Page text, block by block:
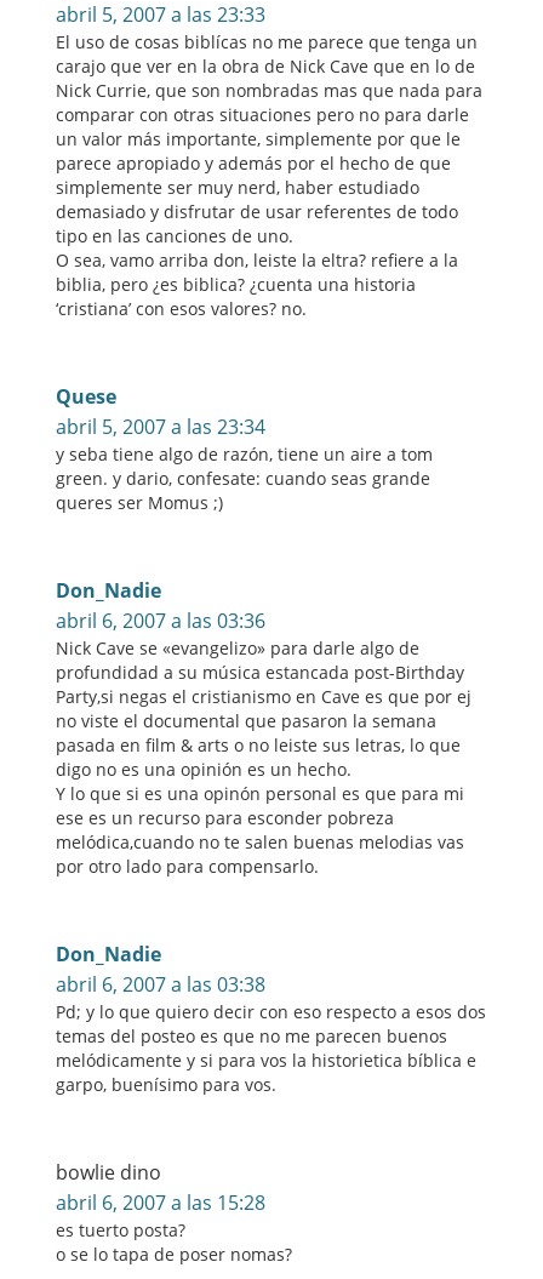
abril 5, 2007 a las 23:33
El uso de cosas biblícas no me parece que tenga un
carajo que ver en la obra de Nick Cave que en lo de
Nick Currie, que son nombradas mas que nada para
comparar con otras situaciones pero no para darle
un valor más importante, simplemente por que le
parece apropiado y además por el hecho de que
simplemente ser muy nerd, haber estudiado
demasiado y disfrutar de usar referentes de todo
tipo en las canciones de uno.
O sea, vamo arriba don, leiste la eltra? refiere a la
biblia, pero ¿es biblica? ¿cuenta una historia
‘cristiana’ con esos valores? no.
Quese
abril 5, 2007 a las 23:34
y seba tiene algo de razón, tiene un aire a tom
green. y dario, confesate: cuando seas grande
queres ser Momus ;)
Don_Nadie
abril 6, 2007 a las 03:36
Nick Cave se «evangelizo» para darle algo de
profundidad a su música estancada post-Birthday
Party,si negas el cristianismo en Cave es que por ej
no viste el documental que pasaron la semana
pasada en film & arts o no leiste sus letras, lo que
digo no es una opinión es un hecho.
Y lo que si es una opinón personal es que para mi
ese es un recurso para esconder pobreza
melódica,cuando no te salen buenas melodias vas
por otro lado para compensarlo.
Don_Nadie
abril 6, 2007 a las 03:38
Pd; y lo que quiero decir con eso respecto a esos dos
temas del posteo es que no me parecen buenos
melódicamente y si para vos la historietica bíblica e
garpo, buenísimo para vos.
bowlie dino
abril 6, 2007 a las 15:28
es tuerto posta?
o se lo tapa de poser nomas?